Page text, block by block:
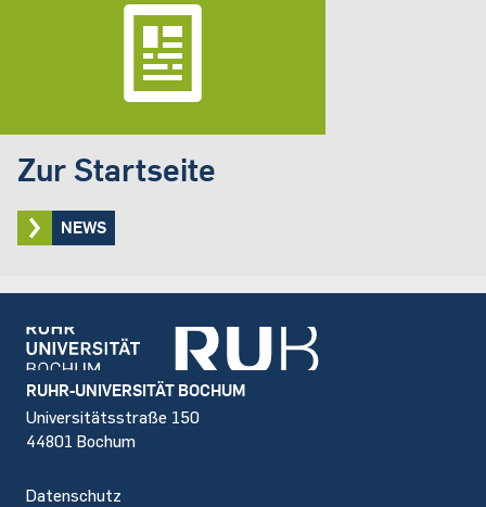
Zur Startseite
NEWS
Footer
RUHR-UNIVERSITÄT BOCHUM
Universitätsstraße 150
44801 Bochum
Datenschutz